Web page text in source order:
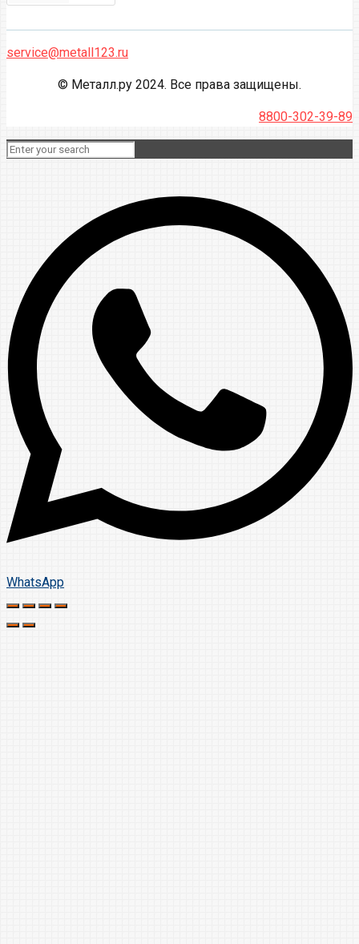
service@metall123.ru
© Металл.ру 2024. Все права защищены.
8800-302-39-89
WhatsApp